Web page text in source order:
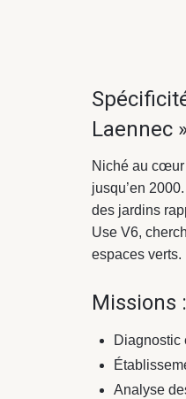
Laennec
Niché au cœur
jusqu’en
des jardins
Use V6,
espaces verts.
Missions :
Diagnostic
Analyse